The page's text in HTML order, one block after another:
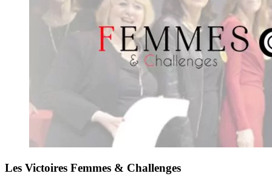
Les Victoires Femmes & Challenges